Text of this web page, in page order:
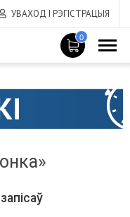
УВАХОД І РЭГІСТРАЦЫЯ
0
запісаў